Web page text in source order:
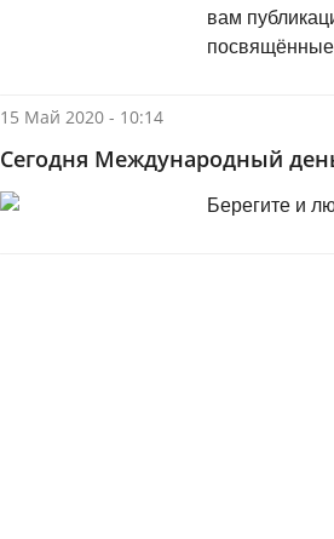
вам
15 Май 2020 - 10:14
Сегодня Международный
Берегите и